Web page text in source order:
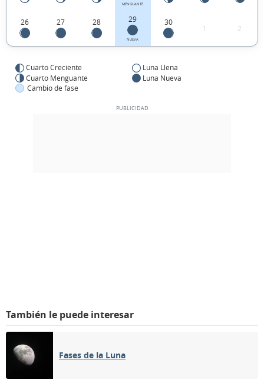
MENGUANTE
26 27 28 29
NUEVA
30
1 2
Cuarto Creciente
Luna Llena
Cuarto Menguante
Luna Nueva
Cambio de fase
También le puede interesar
Fases de la Luna